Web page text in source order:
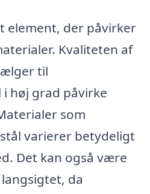
element, der påvirker
Kvaliteten af
til
høj grad påvirke
som
varierer betydeligt
Det kan også være
da